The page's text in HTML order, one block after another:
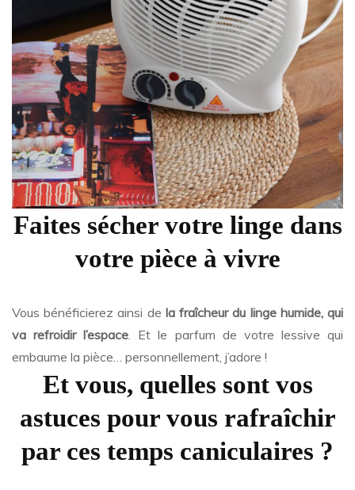
Faites sécher votre linge dans
votre pièce à vivre
Vous bénéficierez ainsi de la fraîcheur du linge humide, qui
va refroidir l’espace . Et le parfum de votre lessive qui
embaume la pièce… personnellement, j’adore !
Et vous, quelles sont vos
astuces pour vous rafraîchir
par ces temps caniculaires ?